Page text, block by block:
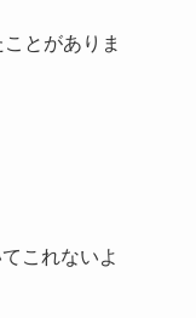
とがありま
これないよ